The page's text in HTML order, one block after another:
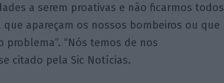
a serem proativas e não ficarmos todos
que apareçam os nossos bombeiros ou que
problema”. “Nós temos de nos
citado pela Sic Notícias.